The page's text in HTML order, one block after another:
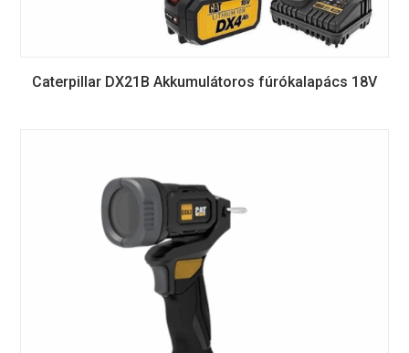
Caterpillar DX21B Akkumulátoros fúrókalapács 18V